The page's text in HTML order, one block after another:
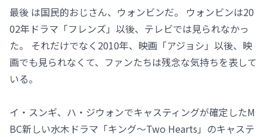
最後 は国民的おじさん、ウォンビンだ。 ウォンビンは20
02年ドラマ「フレンズ」以後、テレビでは見られなかっ
た。 それだけでなく2010年、映画「アジョシ」以後、映
画でも見られなくて、ファンたちは残念な気持ちを表して
いる。
イ・スンギ、ハ・ジウォンでキャスティングが確定したM
BC新しい水木ドラマ「キング～Two Hearts」のキャステ